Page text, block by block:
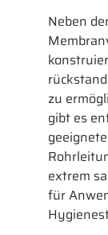
Neben
zu
gibt es
extrem
für